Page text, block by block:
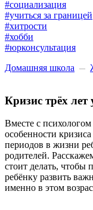
#социализация
#учиться за границей
#хитрости
#хобби
#юрконсультация
Домашняя школа
Кризис трёх лет
Вместе с
особенности
периодов в жизни
родителей.
стоит делать, чтобы
ребёнку развить
именно в этом